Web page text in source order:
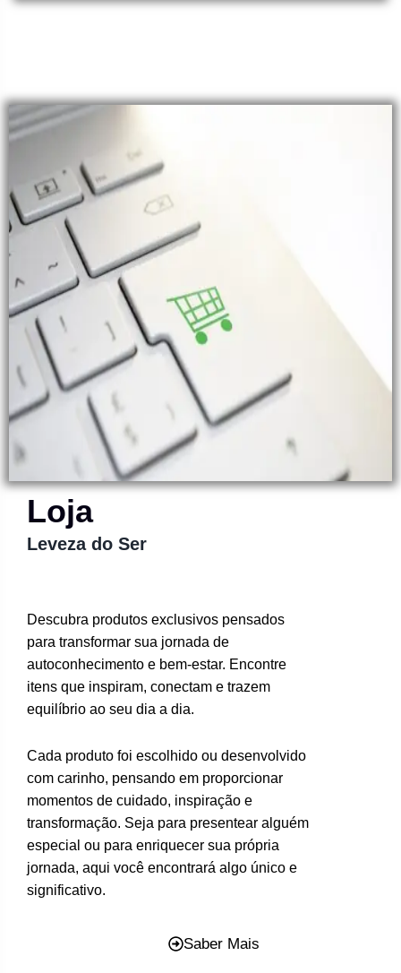
Loja
Leveza do Ser
Descubra produtos exclusivos pensados
para transformar sua jornada de
autoconhecimento e bem-estar. Encontre
itens que inspiram, conectam e trazem
equilíbrio ao seu dia a dia.
Cada produto foi escolhido ou desenvolvido
com carinho, pensando em proporcionar
momentos de cuidado, inspiração e
transformação. Seja para presentear alguém
especial ou para enriquecer sua própria
jornada, aqui você encontrará algo único e
significativo.
Saber Mais